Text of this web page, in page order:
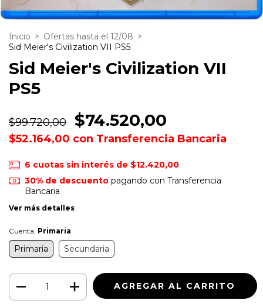
Inicio > Ofertas hasta el 12/08 >
Sid Meier's Civilization VII PS5
Sid Meier's Civilization VII
PS5
$99.720,00 $74.520,00
$52.164,00 con Transferencia Bancaria
6 cuotas sin interés de $12.420,00
30% de descuentopagando con Transferencia
Bancaria
Ver más detalles
Cuenta: Primaria
Primaria Secundaria